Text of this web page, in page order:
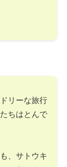
リーな旅行
ちはとんで
、サトウキ